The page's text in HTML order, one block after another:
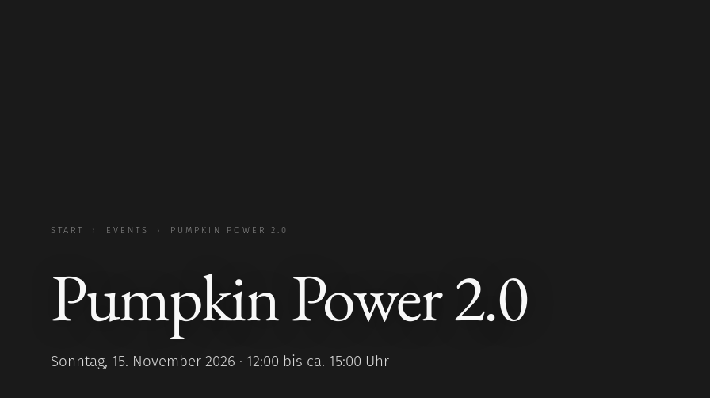
START › EVENTS › PUMPKIN POWER 2.0
Pumpkin Power 2.0
Sonntag, 15. November 2026 · 12:00 bis ca. 15:00 Uhr